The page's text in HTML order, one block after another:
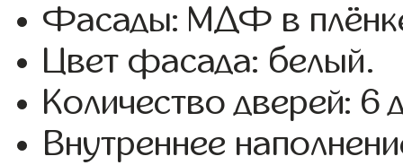
Фасады: МДФ в
Цвет фасада: белый.
Количество дверей: 6
Внутреннее